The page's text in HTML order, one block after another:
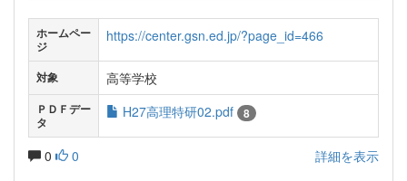
ホームペー
ジ
https://center.gsn.ed.jp/?page_id=466
対象 高等学校
ＰＤＦデー
タ
H27高理特研02.pdf 8
0 0 詳細を表示